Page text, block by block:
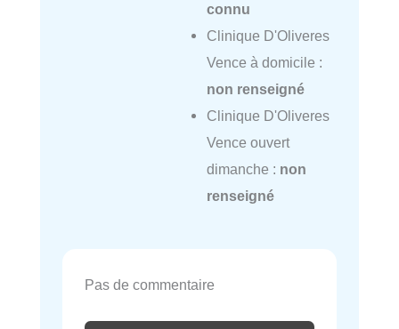
connu
Clinique D'Oliveres
Vence à domicile :
non renseigné
Clinique D'Oliveres
Vence ouvert
dimanche : non
renseigné
Pas de commentaire